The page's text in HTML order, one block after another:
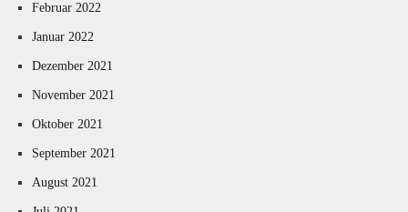
Februar 2022
Januar 2022
Dezember 2021
November 2021
Oktober 2021
September 2021
August 2021